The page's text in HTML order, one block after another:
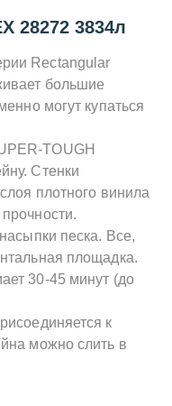
28272 3834л
Rectangular
большие
могут купаться
TOUGH
Cтенки
плотного винила
песка. Все,
площадка.
30-45 минут (до
к
можно слить в